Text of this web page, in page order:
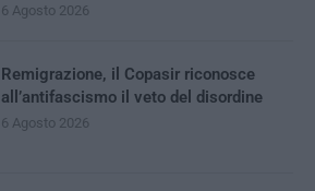
6 Agosto 2026
Remigrazione, il Copasir riconosce
all’antifascismo il veto del disordine
6 Agosto 2026